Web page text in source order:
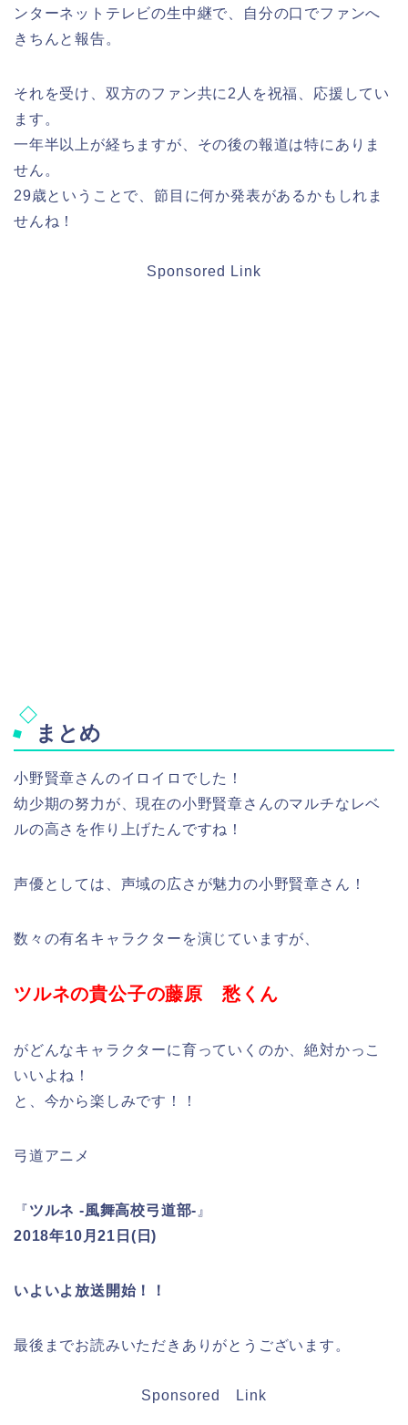
ンターネットテレビの生中継で、自分の口でファンへ
きちんと報告。
それを受け、双方のファン共に2人を祝福、応援してい
ます。
一年半以上が経ちますが、その後の報道は特にありま
せん。
29歳ということで、節目に何か発表があるかもしれま
せんね！
Sponsored Link
まとめ
小野賢章さんのイロイロでした！
幼少期の努力が、現在の小野賢章さんのマルチなレベ
ルの高さを作り上げたんですね！
声優としては、声域の広さが魅力の小野賢章さん！
数々の有名キャラクターを演じていますが、
ツルネの貴公子の藤原 愁くん
がどんなキャラクターに育っていくのか、絶対かっこ
いいよね！
と、今から楽しみです！！
弓道アニメ
『 ツルネ -風舞高校弓道部-』
2018年10月21日(日)
いよいよ放送開始！！
最後までお読みいただきありがとうございます。
Sponsored Link